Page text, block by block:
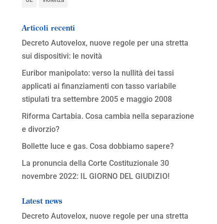
Articoli recenti
Decreto Autovelox, nuove regole per una stretta
sui dispositivi: le novità
Euribor manipolato: verso la nullità dei tassi
applicati ai finanziamenti con tasso variabile
stipulati tra settembre 2005 e maggio 2008
Riforma Cartabia. Cosa cambia nella separazione
e divorzio?
Bollette luce e gas. Cosa dobbiamo sapere?
La pronuncia della Corte Costituzionale 30
novembre 2022: IL GIORNO DEL GIUDIZIO!
Latest news
Decreto Autovelox, nuove regole per una stretta